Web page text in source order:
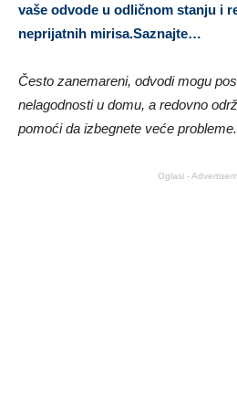
vaše odvode u odličnom stanju i
neprijatnih mirisa.Saznajte…
Često zanemareni, odvodi mogu
nelagodnosti u domu, a redovno
pomoći da izbegnete veće probleme.
Oglasi -